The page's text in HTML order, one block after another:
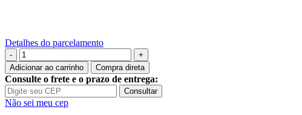
Detalhes do parcelamento
Órgão
Digital
Acordes
Dream
-
Branco
Adicionar ao carrinho Compra direta
Consulte o frete e o prazo de entrega:
Consultar
Não sei meu cep